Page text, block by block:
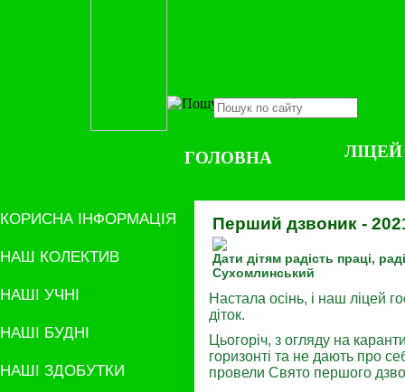
ГОЛОВНА ЛІЦЕЙ
КОРИСНА ІНФОРМАЦІЯ
НАШ КОЛЕКТИВ
НАШІ УЧНІ
НАШІ БУДНІ
НАШІ ЗДОБУТКИ
Перший дзвоник -
Дати дітям радість праці,
Сухомлинський
Настала осінь, і наш ліцей
діток.
Цьогоріч, з огляду на
горизонті та не дають про
провели Свято першого